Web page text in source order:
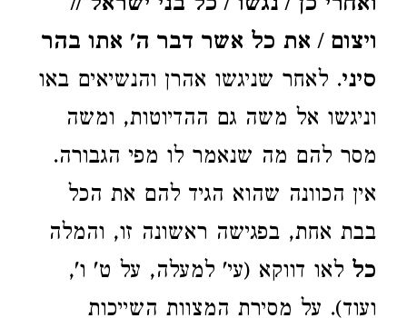
ויצום / את כל אשר דבר ה' אתו בהר
סיני. לאחר שניגשו אהרן והנשיאים באו
וניגשו אל משה גם ההדיוטות, ומשה
מסר להם מה שנאמר לו מפי הגבורה.
אין הכוונה שהוא הגיד להם את הכל
בבת אחת, בפגישה ראשונה זו, והמלה
כל לאו דווקא (עי' למעלה, על ט' ו',
ועוד). על מסירת המצוות השייכות